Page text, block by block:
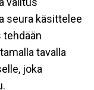
seura käsittelee
tavalla
joka